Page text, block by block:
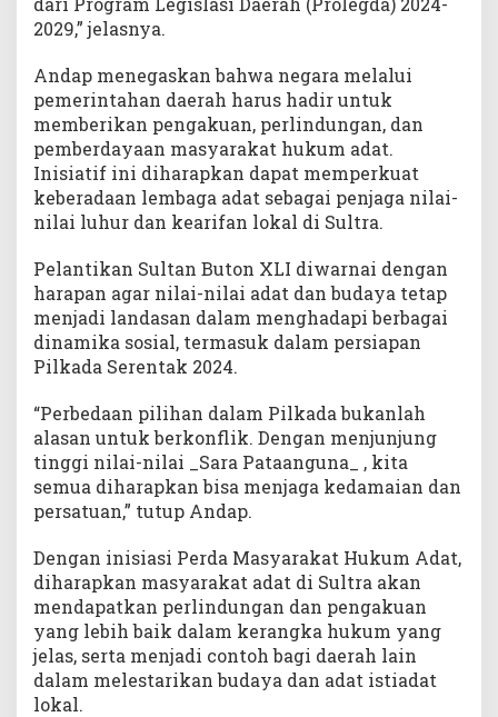
2029,” jelasnya.
Andap menegaskan bahwa negara melalui
pemerintahan daerah harus hadir untuk
memberikan pengakuan, perlindungan, dan
pemberdayaan masyarakat hukum adat.
Inisiatif ini diharapkan dapat memperkuat
keberadaan lembaga adat sebagai penjaga nilai-
nilai luhur dan kearifan lokal di Sultra.
Pelantikan Sultan Buton XLI diwarnai dengan
harapan agar nilai-nilai adat dan budaya tetap
menjadi landasan dalam menghadapi berbagai
dinamika sosial, termasuk dalam persiapan
Pilkada Serentak 2024.
“Perbedaan pilihan dalam Pilkada bukanlah
alasan untuk berkonflik. Dengan menjunjung
tinggi nilai-nilai _Sara Pataanguna_ , kita
semua diharapkan bisa menjaga kedamaian dan
persatuan,” tutup Andap.
Dengan inisiasi Perda Masyarakat Hukum Adat,
diharapkan masyarakat adat di Sultra akan
mendapatkan perlindungan dan pengakuan
yang lebih baik dalam kerangka hukum yang
jelas, serta menjadi contoh bagi daerah lain
dalam melestarikan budaya dan adat istiadat
lokal.